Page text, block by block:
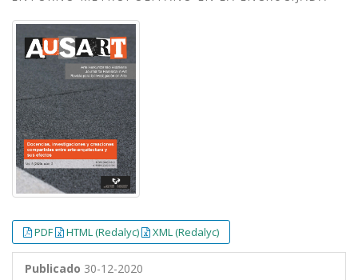
PDF HTML (Redalyc) XML (Redalyc)
Publicado 30-12-2020